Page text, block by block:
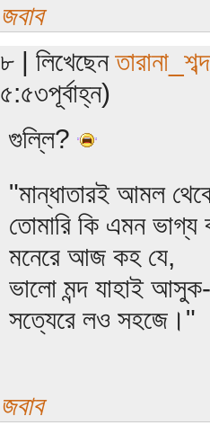
জবাব
৮ | লিখেছেনতারানা_শব্দ
৫:৫৩পূর্বাহ্ন)
গুল্লি?
"মান্ধাতারই আমল
তোমারি কি এমন ভাগ্য
মনেরে আজ কহ যে,
ভালো মন্দ যাহাই আসুক-
সত্যেরে লও সহজে।"
জবাব